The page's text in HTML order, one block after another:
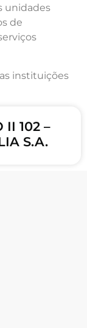
unidades
de
instituições
II 102 –
S.A.